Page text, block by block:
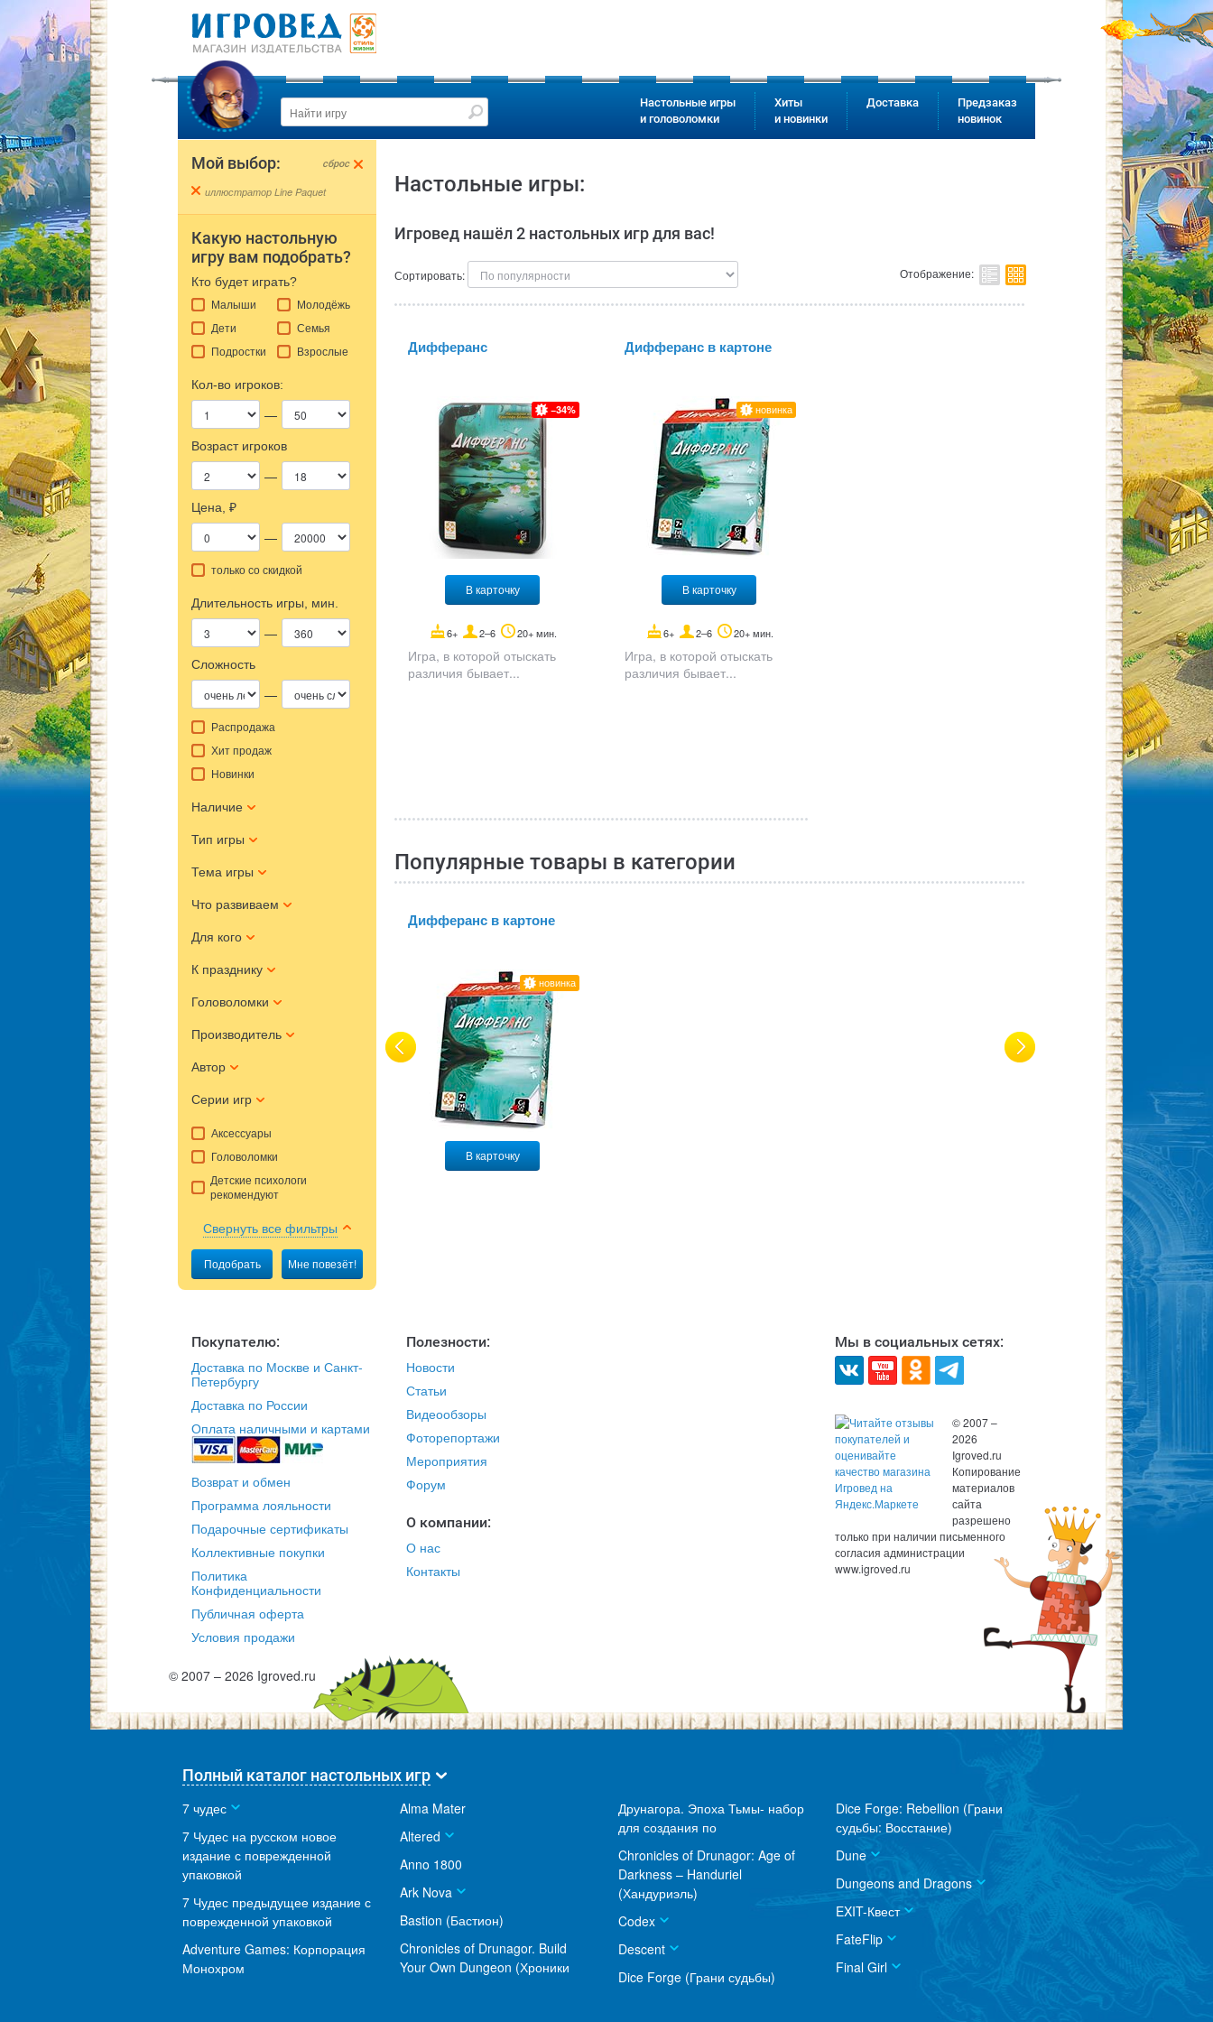
Настольные игры
и головоломки
Хиты
и новинки
Доставка
Предзаказ
новинок
Мой выбор: cброс
иллюстратор Line Paquet
Какую настольную
игру вам подобрать?
Кто будет играть?
Малыши
Молодёжь
Дети
Семья
Подростки
Взрослые
Кол-во игроков:
—
Возраст игроков
—
Цена, ₽
—
только со скидкой
Длительность игры, мин.
—
Сложность
—
Распродажа
Хит продаж
Новинки
Наличие
Тип игры
Тема игры
Что развиваем
Для кого
К празднику
Головоломки
Производитель
Автор
Серии игр
Аксессуары
Головоломки
Детские психологи
рекомендуют
Свернуть все фильтры
Подобрать Мне повезёт!
Настольные игры:
Игровед нашёл 2 настольных игр для вас!
Сортировать: Отображение:
Дифферанс
34
В карточку
6+ 2–6 20+ мин.
Игра, в которой отыскать
различия бывает...
Дифферанс в картоне
новинка
В карточку
6+ 2–6 20+ мин.
Игра, в которой отыскать
различия бывает...
Популярные товары в категории
Дифферанс в картоне
новинка
В карточку
Покупателю:
Доставка по Москве и Санкт-
Петербургу
Доставка по России
Оплата наличными и картами
Возврат и обмен
Программа лояльности
Подарочные сертификаты
Коллективные покупки
Политика
Конфиденциальности
Публичная оферта
Условия продажи
Полезности:
Новости
Статьи
Видеообзоры
Фоторепортажи
Мероприятия
Форум
O компании:
О нас
Контакты
Мы в социальных сетях:
© 2007 –
2026
Igroved.ru
Копирование
материалов
сайта
разрешено
только при наличии письменного
согласия администрации
www.igroved.ru
© 2007 – 2026 Igroved.ru
Полный каталог настольных игр
7 чудес
7 Чудес на русском новое
издание с поврежденной
упаковкой
7 Чудес предыдущее издание с
поврежденной упаковкой
Adventure Games: Корпорация
Монохром
Alma Mater
Altered
Anno 1800
Ark Nova
Bastion (Бастион)
Chronicles of Drunagor. Build
Your Own Dungeon (Хроники
Друнагора. Эпоха Тьмы- набор
для создания по
Chronicles of Drunagor: Age of
Darkness – Handuriel
(Хандуриэль)
Codex
Descent
Dice Forge (Грани судьбы)
Dice Forge: Rebellion (Грани
судьбы: Восстание)
Dune
Dungeons and Dragons
EXIT-Квест
FateFlip
Final Girl